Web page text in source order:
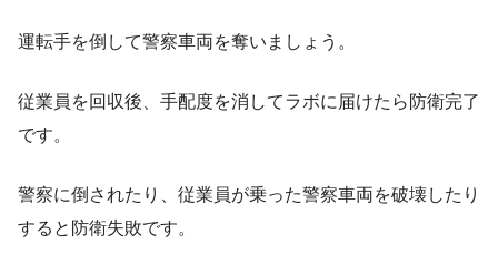
運転手を倒して警察車両を奪いましょう。
従業員を回収後、手配度を消してラボに届けたら防衛完了
です。
警察に倒されたり、従業員が乗った警察車両を破壊したり
すると防衛失敗です。